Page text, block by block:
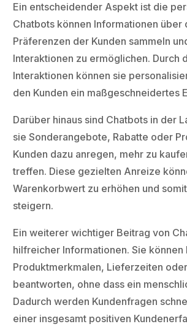
Ein entscheidender Aspekt ist die
Chatbots können Informationen über
Präferenzen der Kunden sammeln
Interaktionen zu ermöglichen. Durch
Interaktionen können sie
den Kunden ein maßgeschneidertes
Darüber hinaus sind Chatbots in der
sie Sonderangebote, Rabatte oder
Kunden dazu anregen, mehr zu
treffen. Diese gezielten Anreize
Warenkorbwert zu erhöhen und
steigern.
Ein weiterer wichtiger Beitrag von
hilfreicher Informationen. Sie können
Produktmerkmalen, Lieferzeiten
beantworten, ohne dass ein
Dadurch werden Kundenfragen
einer insgesamt positiven